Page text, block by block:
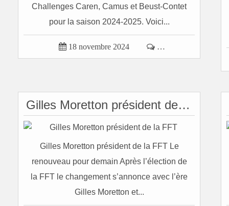
Challenges Caren, Camus et Beust-Contet
pour la saison 2024-2025. Voici...
 18 novembre 2024  …
Gilles Moretton président de la FFT
Gilles Moretton président de la FFT Le
renouveau pour demain Après l’élection de
la FFT le changement s’annonce avec l’ère
Gilles Moretton et...